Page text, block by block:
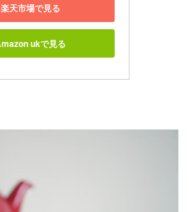
楽天市場で見る
ukで見る